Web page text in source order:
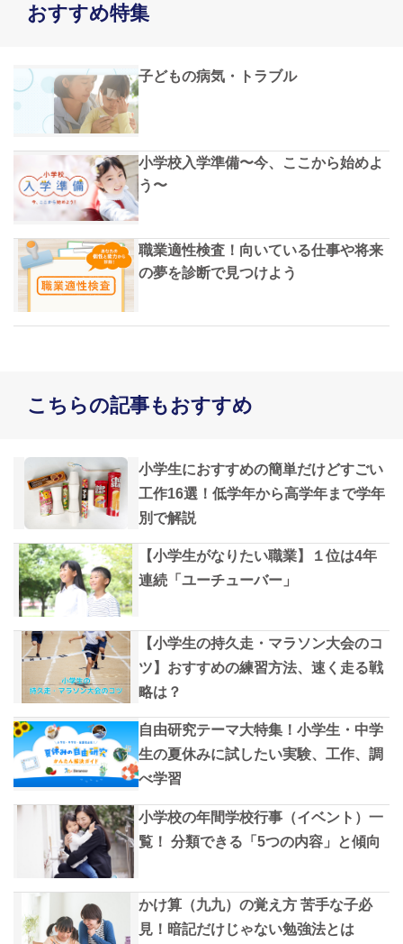
おすすめ特集
子どもの病気・トラブル
小学校入学準備〜今、ここから始めよ
う〜
職業適性検査！向いている仕事や将来
の夢を診断で見つけよう
こちらの記事もおすすめ
小学生におすすめの簡単だけどすごい
工作16選！低学年から高学年まで学年
別で解説
【小学生がなりたい職業】１位は4年
連続「ユーチューバー」
【小学生の持久走・マラソン大会のコ
ツ】おすすめの練習方法、速く走る戦
略は？
自由研究テーマ大特集！小学生・中学
生の夏休みに試したい実験、工作、調
べ学習
小学校の年間学校行事（イベント）一
覧！ 分類できる「5つの内容」と傾向
かけ算（九九）の覚え方 苦手な子必
見！暗記だけじゃない勉強法とは